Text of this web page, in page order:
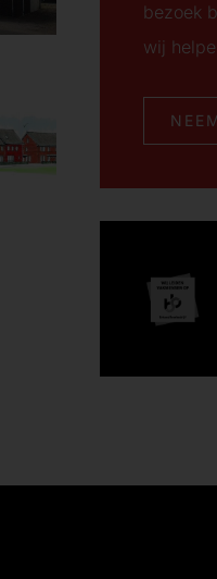
bezoek
wij